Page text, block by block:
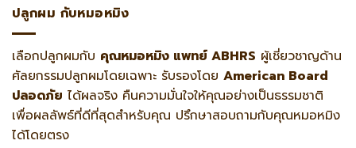
ปลูกผม กับหมอหมิง
เลือกปลูกผมกับ คุณหมอหมิง แพทย์ ABHRS ผู้เชี่ยวชาญด้าน
ศัลยกรรมปลูกผมโดยเฉพาะ รับรองโดย American Board
ปลอดภัย ได้ผลจริง คืนความมั่นใจให้คุณอย่างเป็นธรรมชาติ
เพื่อผลลัพธ์ที่ดีที่สุดสำหรับคุณ ปรึกษาสอบถามกับคุณหมอหมิง
ได้โดยตรง